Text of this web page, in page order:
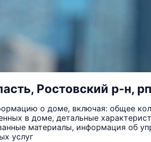
Ростовский р-н,
о доме, включая: общее
в доме, детальные
материалы, информация об
услуг